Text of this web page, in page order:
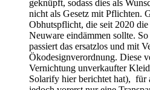
geknüpft, sodass dies als
nicht als Gesetz mit Pflichten.
Obhutspflicht, die seit 2020
Neuware eindämmen sollte.
passiert das ersatzlos und mit
Ökodesignverordnung. Diese
Vernichtung unverkaufter
Solarify hier berichtet hat), für